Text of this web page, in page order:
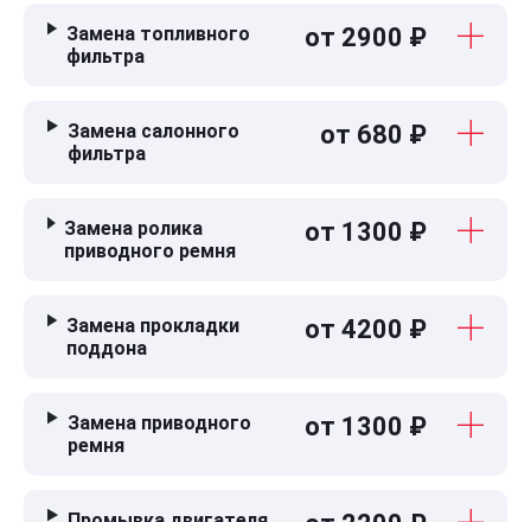
Замена топливного
фильтра
от 2900 ₽
Замена салонного
фильтра
от 680 ₽
Замена ролика
приводного ремня
от 1300 ₽
Замена прокладки
поддона
от 4200 ₽
Замена приводного
ремня
от 1300 ₽